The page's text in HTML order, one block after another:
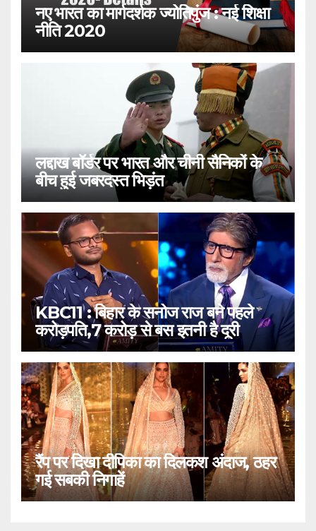
नए भारत का मार्गदर्शक ज्योतिपुंज : नई शिक्षा
नीति 2020
लद्दाख बॉर्डर पर भारत और चीनी सैनिकों के
बीच हुई जबरदस्त भिड़ंत
KBC11 : बिहार के सनोज राज बने पहले
करोड़पति,7 करोड़ से बस इतनी है दूरी
रैंप पर दिखा दीपिका का दिलकश अंदाज, ठहर
गई सबकी निगाहें